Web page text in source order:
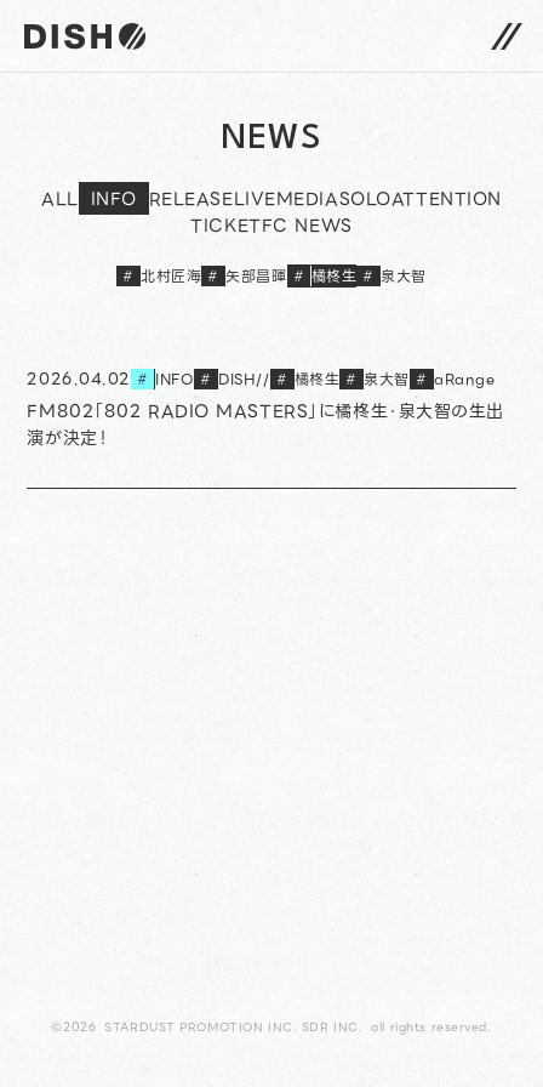
DISH// サイトトップへ
NEWS
ALL INFO RELEASELIVEMEDIASOLOATTENTION
TICKETFC NEWS
# 北村匠海 # 矢部昌暉 # 橘柊生 # 泉大智
2026.04.02 # INFO # DISH// # 橘柊生 # 泉大智 # aRange
FM802「802 RADIO MASTERS」に橘柊生・泉大智の生出
演が決定！
©2026 STARDUST PROMOTION INC. SDR INC. all rights reserved.